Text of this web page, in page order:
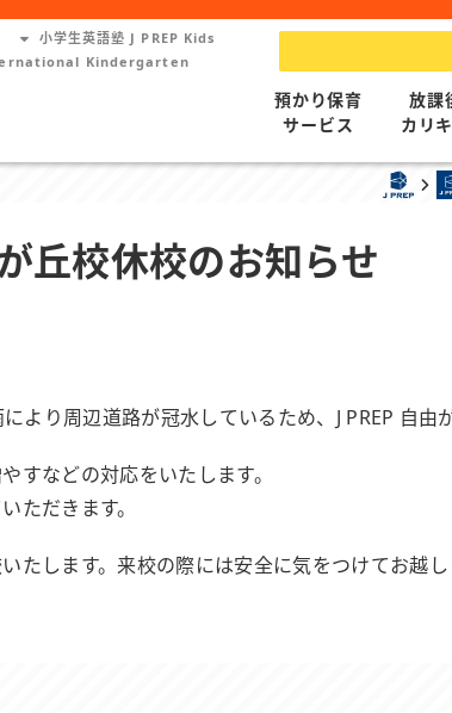
小学生英語塾 J PREP Kids
Kindergarten
預かり保育
サービス
放課
カリ
丘校休校のお知らせ
より周辺道路が冠水しているため、J PREP 自由
すなどの対応をいたします。
ただきます。
たします。来校の際には安全に気をつけてお越し